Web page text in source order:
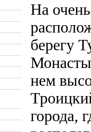
На
берегу
нем
города,